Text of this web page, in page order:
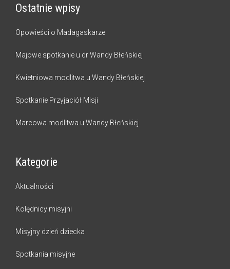
Ostatnie wpisy
Opowieści o Madagaskarze
Majowe spotkanie u dr Wandy Błeńskiej
Kwietniowa modlitwa u Wandy Błeńskiej
Spotkanie Przyjaciół Misji
Marcowa modlitwa u Wandy Błeńskiej
Kategorie
Aktualności
Kolędnicy misyjni
Misyjny dzień dziecka
Spotkania misyjne